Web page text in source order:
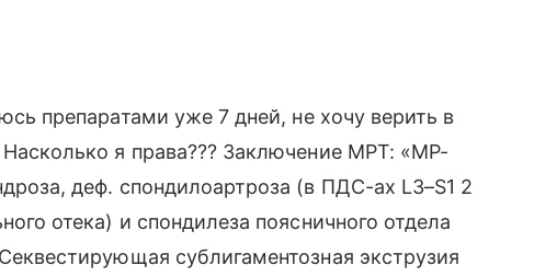
препаратами уже 7 дней, не хочу верить в
я права??? Заключение МРТ: «МР-
деф. спондилоартроза (в ПДС-ах L3–S1 2
отека) и спондилеза поясничного отдела
сублигаментозная экструзия